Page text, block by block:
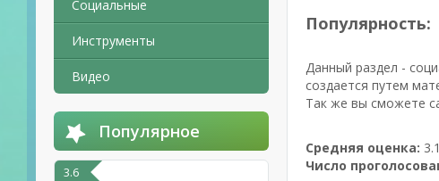
Социальные
Инструменты
Видео
Популярное
3.6
Популярность:
Данный раздел -
создается путем
Так же вы сможете
Средняя оценка: 3.1
Число